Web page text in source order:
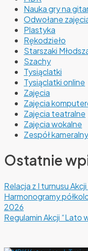
Nauka gry na
Odwołane
Plastyka
Rękodzieło
Starszaki
Szachy
Tysiąclatki
Tysiąclatki online
Zajęcia
Zajęcia
Zajęcia teatralne
Zajęcia wokalne
Zespół
Ostatnie
Relacja z I turnusu
Harmonogramy
2026
Regulamin Akcji “Lato